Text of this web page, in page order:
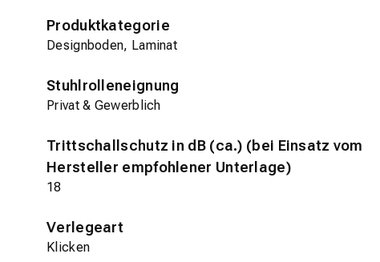
Produktkategorie
Designboden, Laminat
Stuhlrolleneignung
Privat & Gewerblich
Trittschallschutz in dB (ca.) (bei Einsatz vom
Hersteller empfohlener Unterlage)
18
Verlegeart
Klicken